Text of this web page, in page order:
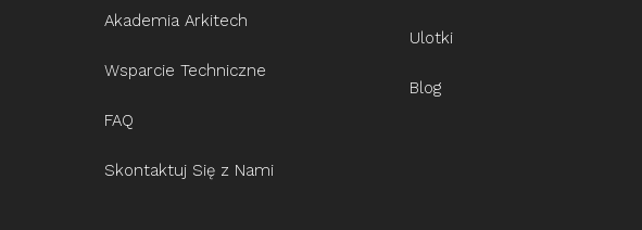
Akademia Arkitech
Wsparcie Techniczne
FAQ
Skontaktuj Się z Nami
Ulotki
Blog